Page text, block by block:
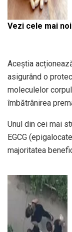
Vezi cele mai
Aceștia
asigurând o
moleculelor
îmbătrânirea
Unul din cei mai
EGCG
majoritatea